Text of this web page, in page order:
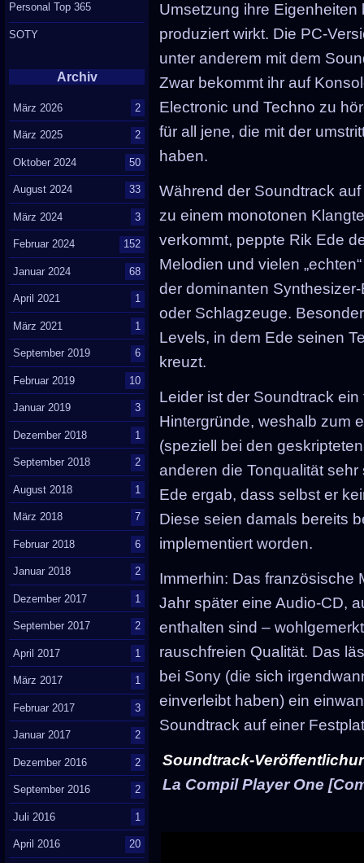
Umsetzung ihre
produziert wirkt. Die PC-
unter anderem mit dem
Zwar bekommt ihr auf
Electronic und Techno zu
für all jene, die mit der
haben.
Während der Soundtrack
zu einem monotonen
verkommt, peppte Rik Ede
Melodien und vielen
der dominanten
oder Schlagzeuge.
Levels, in dem Ede seinen
kreuzt.
Leider ist der Soundtrack
Hintergründe, weshalb zum
(speziell bei den
anderen die Tonqualität
Ede ergab, dass selbst er
Diese seien damals bereits
implementiert worden.
Immerhin: Das französische
Jahr später eine Audio-CD,
enthalten sind –
rauschfreien Qualität. Das
bei Sony (die sich
einverleibt haben) ein
Soundtrack auf einer
Soundtrack-
La Compil Player One
Personal Top 365
SOTY
Archiv
März 2026 2
März 2025 2
Oktober 2024 50
August 2024 33
März 2024 3
Februar 2024 152
Januar 2024 68
April 2021 1
März 2021 1
September 2019 6
Februar 2019 10
Januar 2019 3
Dezember 2018 1
September 2018 2
August 2018 1
März 2018 7
Februar 2018 6
Januar 2018 2
Dezember 2017 1
September 2017 2
April 2017 1
März 2017 1
Februar 2017 3
Januar 2017 2
Dezember 2016 2
September 2016 2
Juli 2016 1
April 2016 20